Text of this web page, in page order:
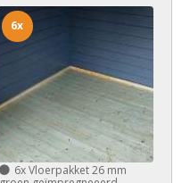
6xVloerpakket 26 mm
6x